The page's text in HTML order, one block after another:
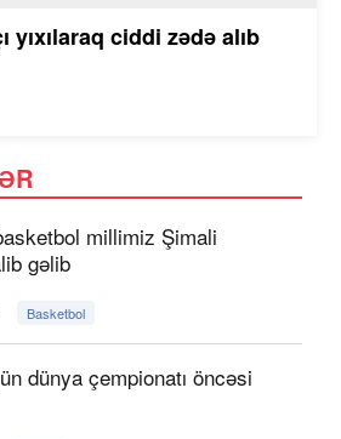
yıxılaraq ciddi zədə alıb
millimiz Şimali
gəlib
Basketbol
dünya çempionatı öncəsi